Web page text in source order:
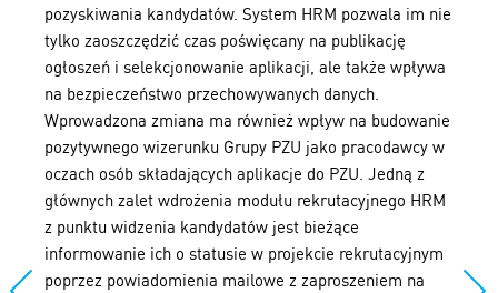
pozyskiwania kandydatów. System HRM pozwala im nie
tylko zaoszczędzić czas poświęcany na publikację
ogłoszeń i selekcjonowanie aplikacji, ale także wpływa
na bezpieczeństwo przechowywanych danych.
Wprowadzona zmiana ma również wpływ na budowanie
pozytywnego wizerunku Grupy PZU jako pracodawcy w
oczach osób składających aplikacje do PZU. Jedną z
głównych zalet wdrożenia modułu rekrutacyjnego HRM
z punktu widzenia kandydatów jest bieżące
informowanie ich o statusie w projekcie rekrutacyjnym
poprzez powiadomienia mailowe z zaproszeniem na